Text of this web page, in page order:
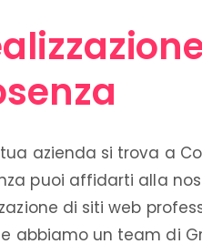
azienda si trova a
puoi affidarti alla
di siti web
abbiamo un team di